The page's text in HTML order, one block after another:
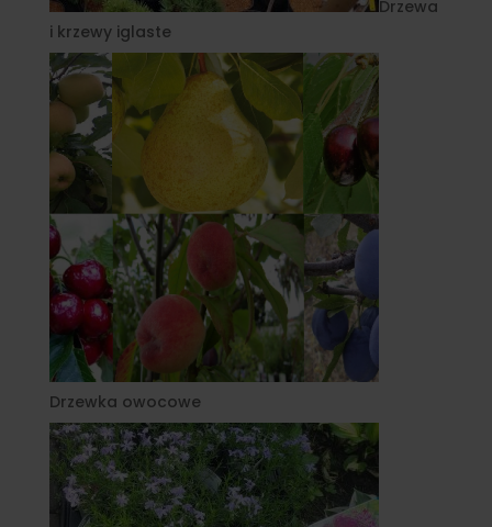
Drzewa
i krzewy iglaste
Drzewka owocowe